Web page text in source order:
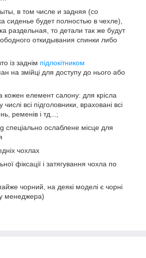
в том числе и задняя (со
сиденье будет полностью в чехле),
раздельная, то детали так же будут
откидывания спинки либо
із заднім підлокітником
на змійці для доступу до нього або
кожен елемент салону: для крісла
всі підголовники, враховані всі
ременів і тд...;
спеціально ослаблене місце для
чохлах
фіксації і затягування чохла по
чорний, на деякі моделі є чорні
менеджера)